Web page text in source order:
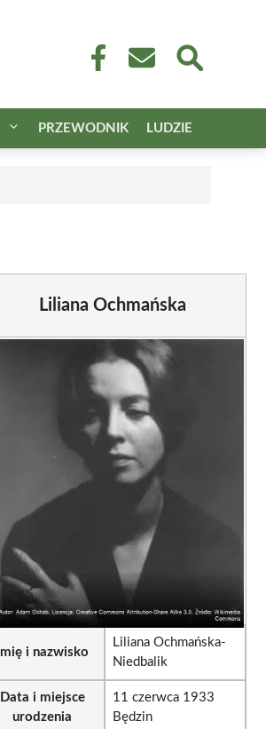
PRZEWODNIK LUDZIE
Liliana Ochmańska
Imię i nazwisko
Liliana Ochmańska-
Niedbalik
Data i miejsce
urodzenia
11 czerwca 1933
Będzin